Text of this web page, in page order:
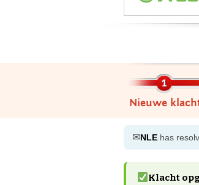
Nieuwe
✉NLE has
Klacht